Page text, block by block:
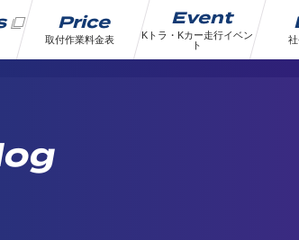
Price
取付作業料金表
Event
Kトラ・Kカー走行イベン
ト